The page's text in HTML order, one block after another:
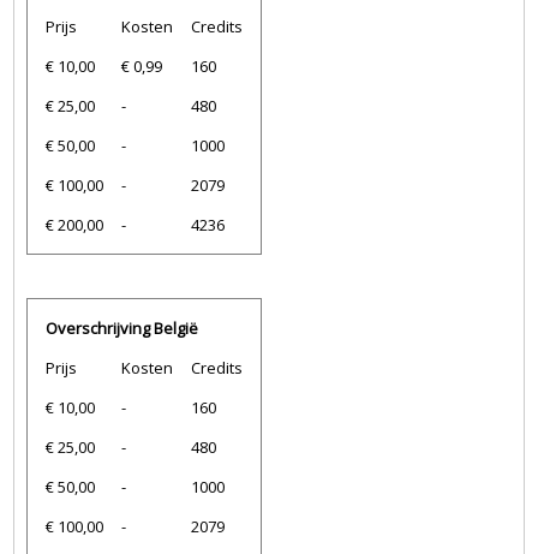
Prijs
Kosten
Credits
€ 10,00
€ 0,99
160
€ 25,00
-
480
€ 50,00
-
1000
€ 100,00
-
2079
€ 200,00
- 4236
Overschrijving België
Prijs
Kosten
Credits
€ 10,00
-
160
€ 25,00
-
480
€ 50,00
-
1000
€ 100,00
-
2079